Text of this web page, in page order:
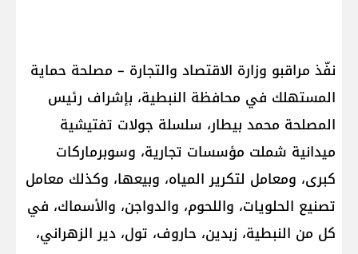
نفّذ مراقبو وزارة الاقتصاد والتجارة – مصلحة حماية
المستهلك في محافظة النبطية، بإشراف رئيس
المصلحة محمد بيطار، سلسلة جولات تفتيشية
ميدانية شملت مؤسسات تجارية، وسوبرماركات
كبرى، ومعامل لتكرير المياه، وبيعها، وكذلك معامل
تصنيع الحلويات، واللحوم، والدواجن، والأسماك، في
كل من النبطية، زبدين، حاروف، تول، دير الزهراني،